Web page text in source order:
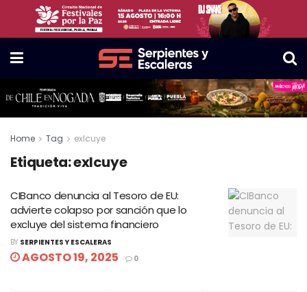
Home Tag exlcuye
Etiqueta:exlcuye
CIBanco denuncia al Tesoro de EU:
advierte colapso por sanción que lo
excluye del sistema financiero
BY SERPIENTES Y ESCALERAS
AGOSTO 19, 2025 0